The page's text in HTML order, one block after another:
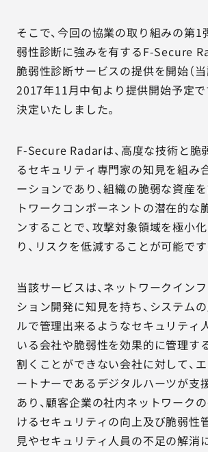
そこで、今回の協業の取り組みの第1
弱性診断に強みを有するF-Secure
脆弱性診断サービスの提供を開始（当
2017年11月中旬より提供開始予定で
決定いたしました。
F-Secure Radarは、高度な技術と脆
るセキュリティ専門家の知見を組み
ーションであり、組織の脆弱な資産
トワークコンポーネントの潜在的な
ンすることで、攻撃対象領域を極小
り、リスクを低減することが可能です
当該サービスは、ネットワークイン
ション開発に知見を持ち、システム
ルで管理出来るようなセキュリティ
いる会社や脆弱性を効果的に管理す
割くことができない会社に対して、
ートナーであるデジタルハーツが支
あり、顧客企業の社内ネットワーク
けるセキュリティの向上及び脆弱性
見やセキュリティ人員の不足の解消